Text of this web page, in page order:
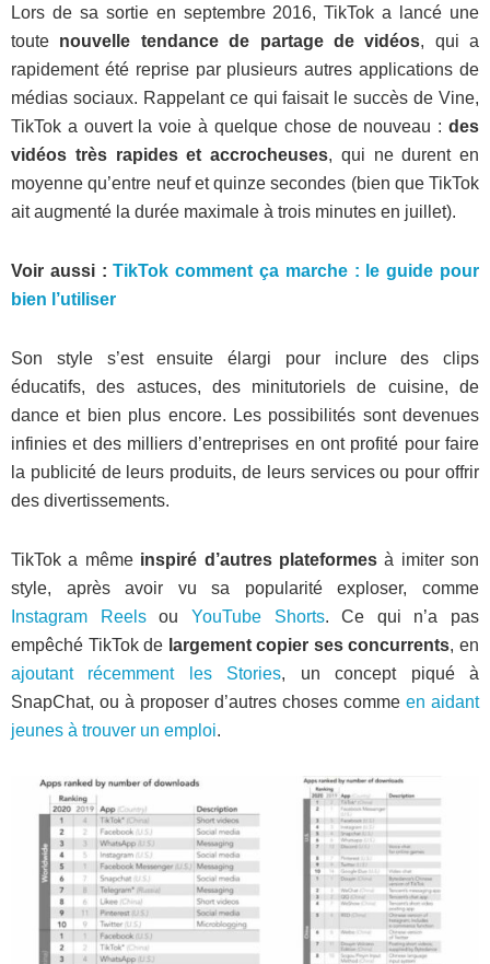
Lors de sa sortie en septembre 2016, TikTok a lancé une
toute nouvelle tendance de partage de vidéos, qui a
rapidement été reprise par plusieurs autres applications de
médias sociaux. Rappelant ce qui faisait le succès de Vine,
TikTok a ouvert la voie à quelque chose de nouveau : des
vidéos très rapides et accrocheuses, qui ne durent en
moyenne qu’entre neuf et quinze secondes (bien que TikTok
ait augmenté la durée maximale à trois minutes en juillet).
Voir aussi :TikTok comment ça marche : le guide pour
bien l’utiliser
Son style s’est ensuite élargi pour inclure des clips
éducatifs, des astuces, des minitutoriels de cuisine, de
dance et bien plus encore. Les possibilités sont devenues
infinies et des milliers d’entreprises en ont profité pour faire
la publicité de leurs produits, de leurs services ou pour offrir
des divertissements.
TikTok a mêmeinspiré d’autres plateformesà imiter son
style, après avoir vu sa popularité exploser, comme
Instagram Reelsou YouTube Shorts. Ce qui n’a pas
empêché TikTok de largement copier ses concurrents, en
ajoutant récemment les Stories, un concept piqué à
SnapChat, ou à proposer d’autres choses comme en aidant
jeunes à trouver un emploi.